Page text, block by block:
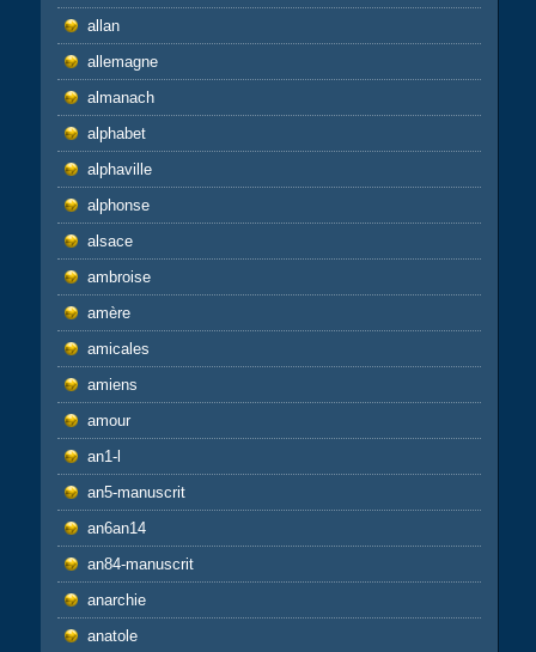
allan
allemagne
almanach
alphabet
alphaville
alphonse
alsace
ambroise
amère
amicales
amiens
amour
an1-l
an5-manuscrit
an6an14
an84-manuscrit
anarchie
anatole